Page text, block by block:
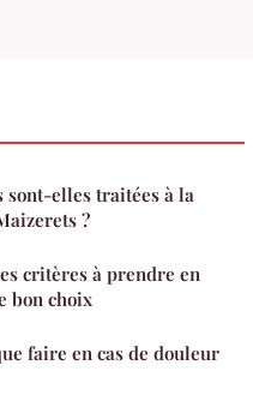
sont-elles traitées à la
?
critères à prendre en
bon choix
faire en cas de douleur